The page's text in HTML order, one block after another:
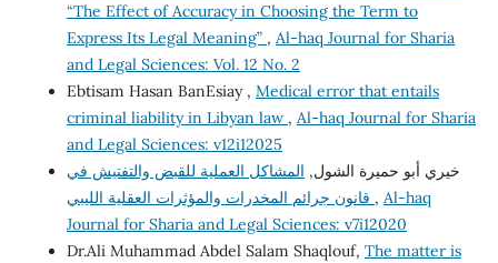
“The Effect of Accuracy in Choosing the Term to
Express Its Legal Meaning” , Al-haq Journal for Sharia
and Legal Sciences: Vol. 12 No. 2
Ebtisam Hasan BanEsiay , Medical error that entails
criminal liability in Libyan law , Al-haq Journal for Sharia
and Legal Sciences: v12i12025
خيري أبو حميرة الشول, المشاكل العملية للقبض والتفتيش في
, Al-haq
Journal for Sharia and Legal Sciences: v7i12020
Dr.Ali Muhammad Abdel Salam Shaqlouf, The matter is